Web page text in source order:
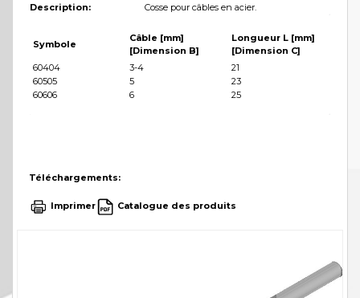
Description:
Cosse pour câbles en acier.
Symbole
Câble [mm]
[Dimension B]
Longueur L [mm]
[Dimension C]
60404
3-4
21
60505
5
23
60606
6 25
Téléchargements:
Imprimer Catalogue des produits